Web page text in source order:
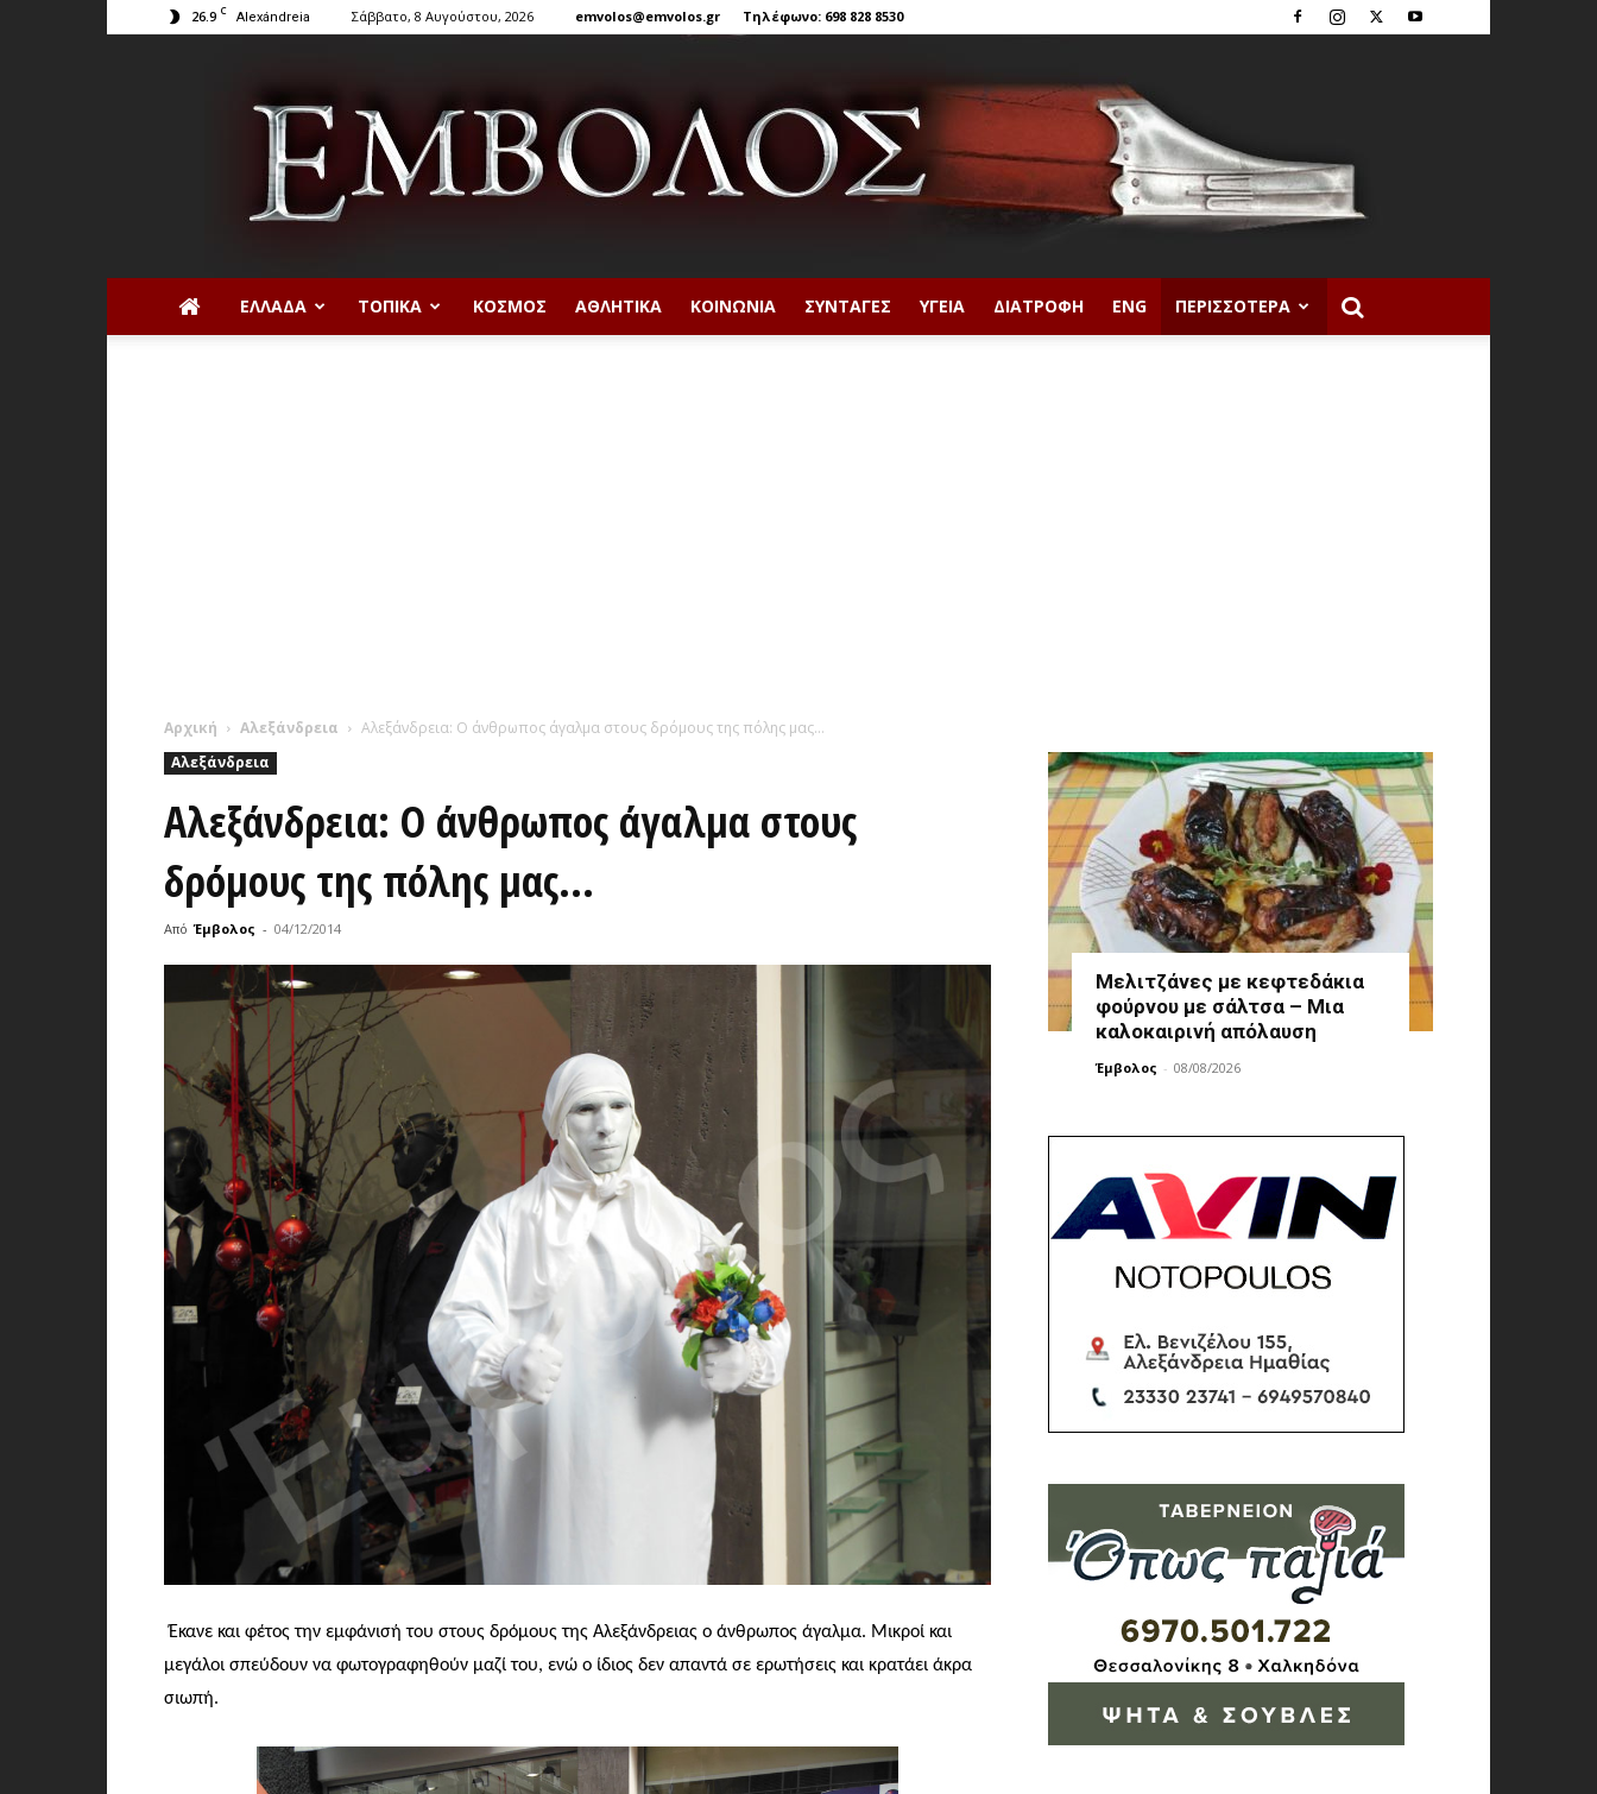
26.9 C Alexándreia Σάββατο, 8 Αυγούστου, 2026 emvolos@emvolos.gr Τηλέφωνο: 698 828 8530
ΕΛΛΆΔΑ ΤΟΠΙΚΆ ΚΌΣΜΟΣ ΑΘΛΗΤΙΚΆ ΚΟΙΝΩΝΊΑ ΣΥΝΤΑΓΈΣ ΥΓΕΊΑ ΔΙΑΤΡΟΦΉ ENG ΠΕΡΙΣΣΌΤΕΡΑ
Αρχική Αλεξάνδρεια
Αλεξάνδρεια: Ο άνθρωπος άγαλμα στους δρόμους της πόλης μας…
Αλεξάνδρεια
Αλεξάνδρεια: Ο άνθρωπος άγαλμα στους
δρόμους της πόλης μας…
Από Έμβολος - 04/12/2014
Έκανε και φέτος την εμφάνισή του στους δρόμους της Αλεξάνδρειας ο άνθρωπος άγαλμα. Μικροί και
μεγάλοι σπεύδουν να φωτογραφηθούν μαζί του, ενώ ο ίδιος δεν απαντά σε ερωτήσεις και κρατάει άκρα
σιωπή.
Μελιτζάνες με κεφτεδάκια
φούρνου με σάλτσα – Μια
καλοκαιρινή απόλαυση
Έμβολος - 08/08/2026